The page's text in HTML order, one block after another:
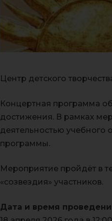
Центр детского
Концертная программа
достижения. В рамках
деятельностью учебного
программы.
Мероприятие пройдёт в
«созвездия» участников.
Дата и время